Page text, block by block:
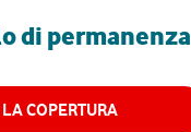
di permanenza
COPERTURA